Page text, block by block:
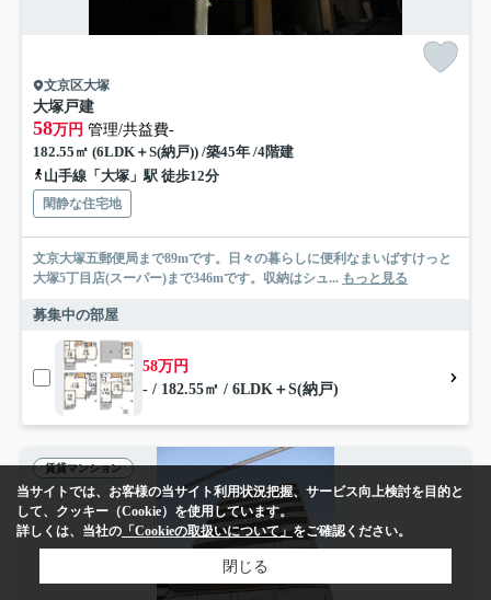
文京区大塚
大塚戸建
58万円 管理/共益費-
182.55㎡ (6LDK＋S(納戸)) /築45年 /4階建
山手線「大塚」駅 徒歩12分
閑静な住宅地
文京大塚五郵便局まで89mです。日々の暮らしに便利なまいばすけっと
大塚5丁目店(スーパー)まで346mです。収納はシュ... もっと見る
募集中の部屋
58万円
- / 182.55㎡ / 6LDK＋S(納戸)
賃貸マンション
当サイトでは、お客様の当サイト利用状況把握、サービス向上検討を目的と
して、クッキー（Cookie）を使用しています。
詳しくは、当社の 「Cookieの取扱いについて」 をご確認ください。
閉じる